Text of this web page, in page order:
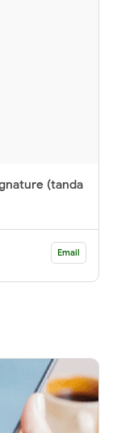
(tanda
Email